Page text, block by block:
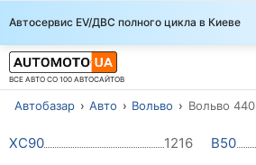
Автосервис EV/ДВС полного цикла в Киеве
ВСЕ АВТО СО 100 АВТОСАЙТОВ
Автобазар Авто Вольво Вольво 440
ХС90 1216 В50